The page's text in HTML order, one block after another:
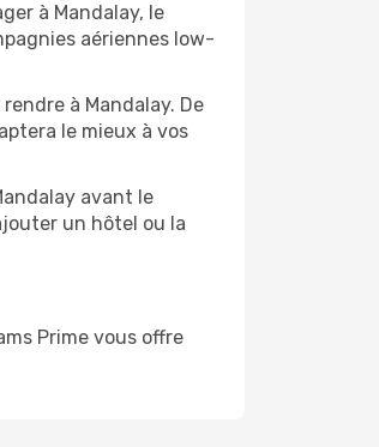
à Mandalay, le
aériennes low-
à Mandalay. De
le mieux à vos
avant le
un hôtel ou la
Prime vous offre